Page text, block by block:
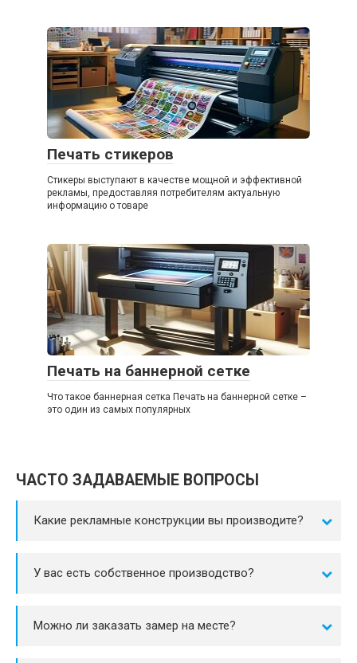
Печать стикеров
Стикеры выступают в качестве мощной и эффективной
рекламы, предоставляя потребителям актуальную
информацию о товаре
Печать на баннерной сетке
Что такое баннерная сетка Печать на баннерной сетке –
это один из самых популярных
ЧАСТО ЗАДАВАЕМЫЕ ВОПРОСЫ
Какие рекламные конструкции вы производите?
У вас есть собственное производство?
Можно ли заказать замер на месте?